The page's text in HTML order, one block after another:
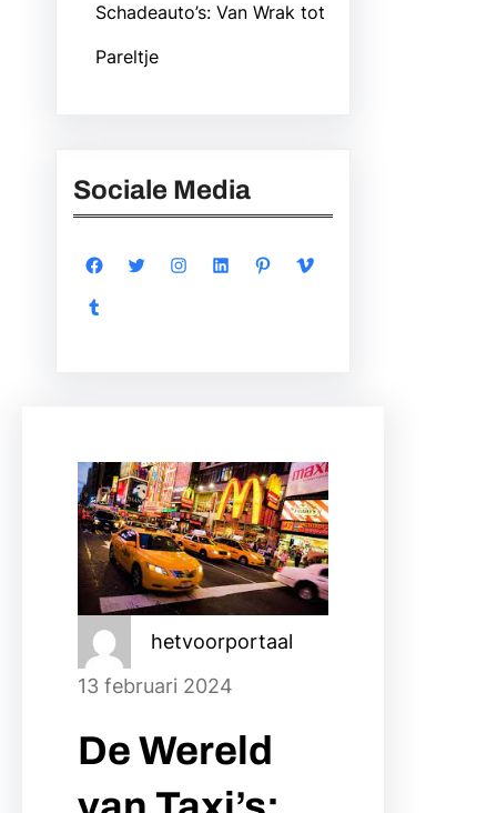
Schadeauto’s: Van Wrak tot
Pareltje
Sociale Media
Facebook Twitter Instagram LinkedIn Pinterest
Vimeo
Tumblr
hetvoorportaal
13 februari 2024
De Wereld